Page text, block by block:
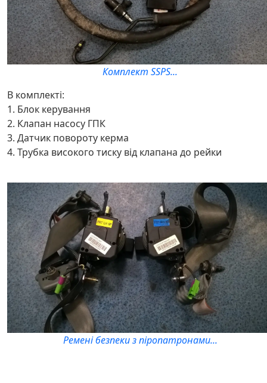
Комплект SSPS...
В комплекті:
1. Блок керування
2. Клапан насосу ГПК
3. Датчик повороту керма
4. Трубка високого тиску від клапана до рейки
Ремені безпеки з піропатронами...